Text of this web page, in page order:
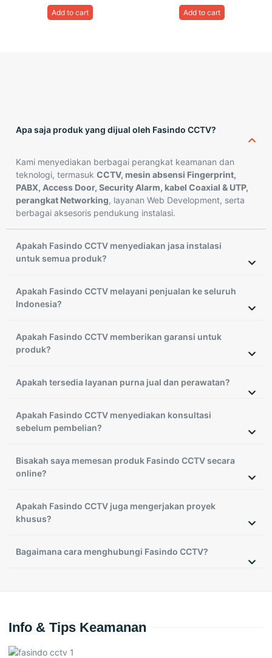
Add to cart Add to cart
Apa saja produk yang dijual oleh Fasindo CCTV?
Kami menyediakan berbagai perangkat keamanan dan
teknologi, termasuk CCTV, mesin absensi Fingerprint,
PABX, Access Door, Security Alarm, kabel Coaxial & UTP,
perangkat Networking, layanan Web Development, serta
berbagai aksesoris pendukung instalasi.
Apakah Fasindo CCTV menyediakan jasa instalasi
untuk semua produk?
Apakah Fasindo CCTV melayani penjualan ke seluruh
Indonesia?
Apakah Fasindo CCTV memberikan garansi untuk
produk?
Apakah tersedia layanan purna jual dan perawatan?
Apakah Fasindo CCTV menyediakan konsultasi
sebelum pembelian?
Bisakah saya memesan produk Fasindo CCTV secara
online?
Apakah Fasindo CCTV juga mengerjakan proyek
khusus?
Bagaimana cara menghubungi Fasindo CCTV?
Info & Tips Keamanan